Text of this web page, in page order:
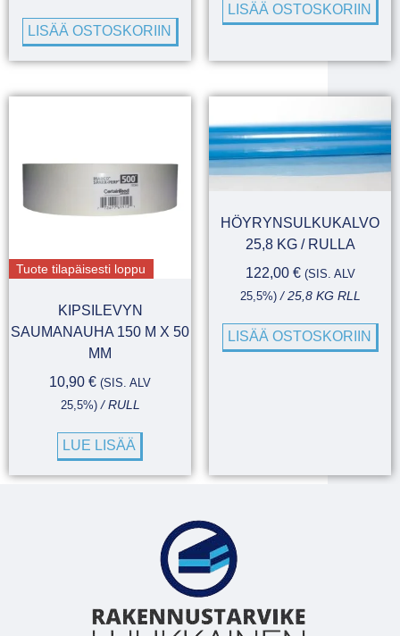
LISÄÄ OSTOSKORIIN
LISÄÄ OSTOSKORIIN
Tuote tilapäisesti loppu
KIPSILEVYN
SAUMANAUHA 150 M X 50
MM
10,90 € (SIS. ALV
25,5%)/ RULL
LUE LISÄÄ
HÖYRYNSULKUKALVO
25,8 KG / RULLA
122,00 € (SIS. ALV
25,5%)/ 25,8 KG RLL
LISÄÄ OSTOSKORIIN